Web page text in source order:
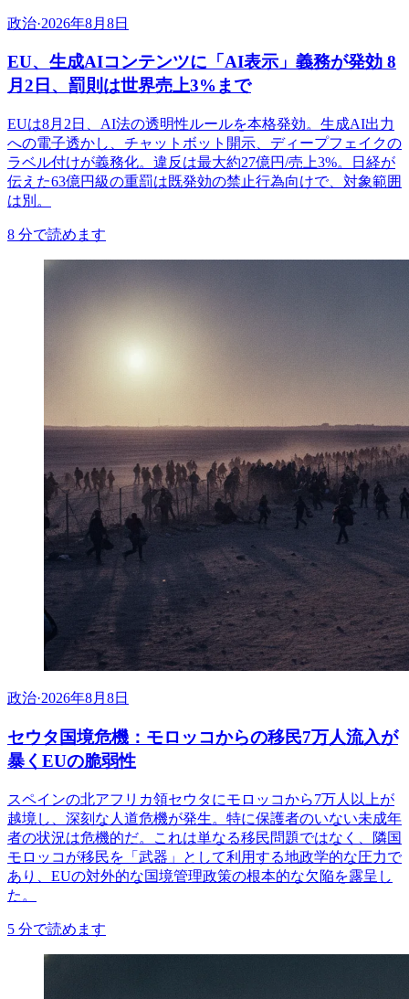
政治·2026年8月8日
EU、生成AIコンテンツに「AI表示」義務が発効 8
月2日、罰則は世界売上3%まで
EUは8月2日、AI法の透明性ルールを本格発効。生成AI出力
への電子透かし、チャットボット開示、ディープフェイクの
ラベル付けが義務化。違反は最大約27億円/売上3%。日経が
伝えた63億円級の重罰は既発効の禁止行為向けで、対象範囲
は別。
8 分で読めます
政治·2026年8月8日
セウタ国境危機：モロッコからの移民7万人流入が
暴くEUの脆弱性
スペインの北アフリカ領セウタにモロッコから7万人以上が
越境し、深刻な人道危機が発生。特に保護者のいない未成年
者の状況は危機的だ。これは単なる移民問題ではなく、隣国
モロッコが移民を「武器」として利用する地政学的な圧力で
あり、EUの対外的な国境管理政策の根本的な欠陥を露呈し
た。
5 分で読めます